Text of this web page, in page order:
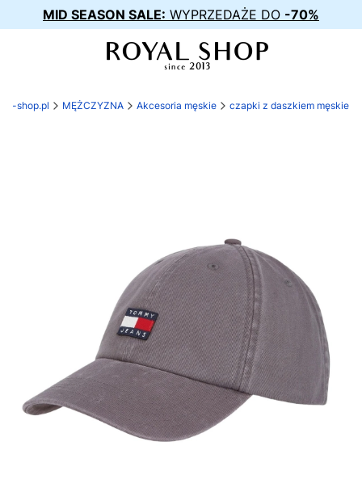
MID SEASON SALE: WYPRZEDAŻE DO -70%
shop.pl MĘŻCZYZNA Akcesoria męskie czapki z daszkiem męskie